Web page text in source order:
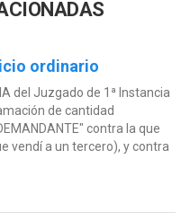
ordinario
del Juzgado de 1ª Instancia
de cantidad
contra la que
vendí a un tercero), y contra